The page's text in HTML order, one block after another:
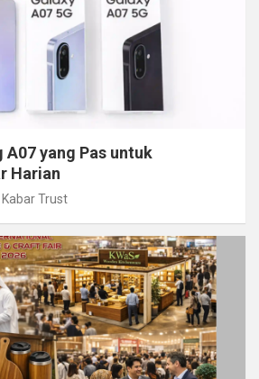
A07 yang Pas untuk
Harian
Kabar Trust